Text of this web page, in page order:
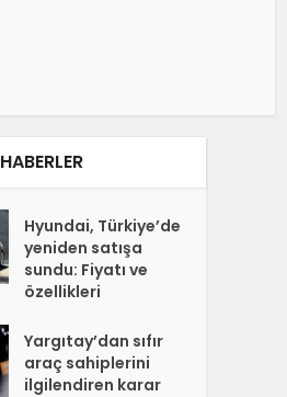
HABERLER
Hyundai, Türkiye’de
yeniden satışa
sundu: Fiyatı ve
özellikleri
Yargıtay’dan sıfır
araç sahiplerini
ilgilendiren karar